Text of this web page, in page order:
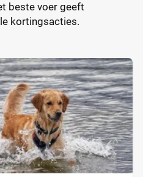
beste voer geeft
kortingsacties.